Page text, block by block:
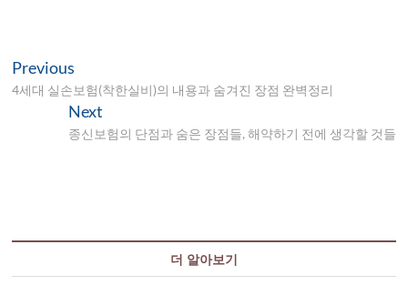
글
탐
Previous
post:
4세대 실손보험(착한실비)의 내용과 숨겨진 장점 완벽정리
NextNext
post:
종신보험의 단점과 숨은 장점들, 해약하기 전에 생각할 것들
더 알아보기